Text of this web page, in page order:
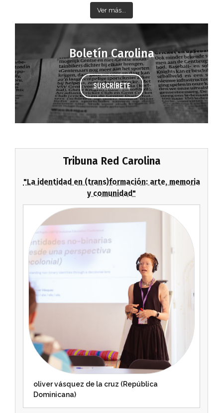
Ver más...
Boletín Carolina
SUSCRÍBETE
Tribuna Red Carolina
"La identidad en (trans)formación: arte, memoria
y comunidad"
oliver vásquez de la cruz (República
Dominicana)